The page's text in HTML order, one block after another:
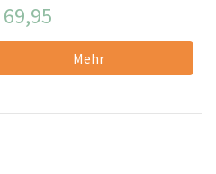
69,95
Mehr